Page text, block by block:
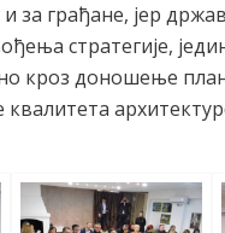
за грађане, јер
стратегије,
кроз доношење